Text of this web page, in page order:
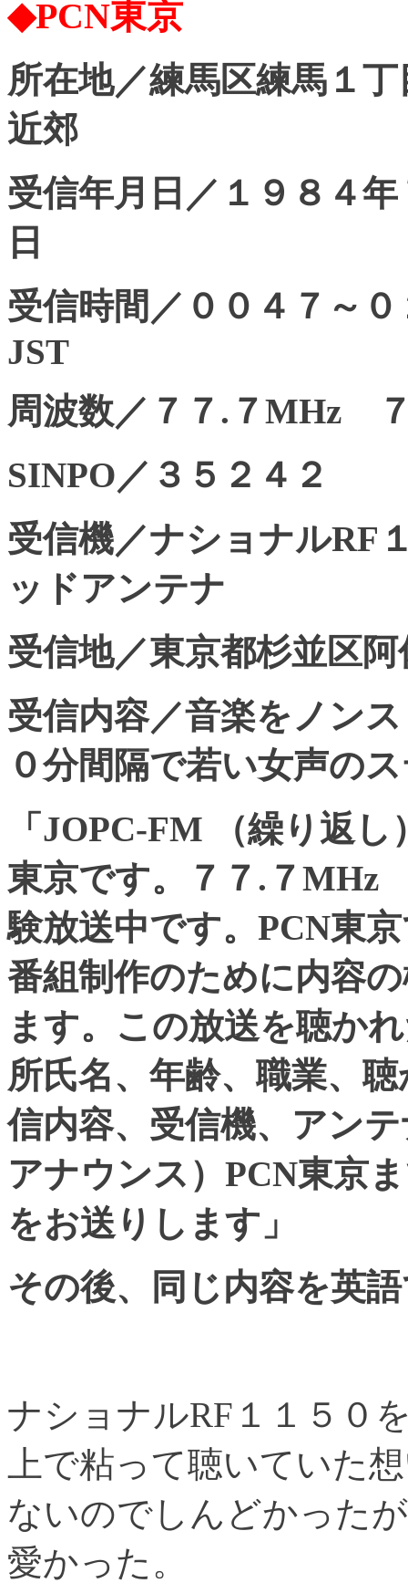
◆PCN東京
所在地／練馬区練馬１
近郊
受信年月日／１９８４
日
受信時間／００４７～０
JST
周波数／７７.７MHz
SINPO／３５２４２
受信機／ナショナルRF
ッドアンテナ
受信地／東京都杉並区
受信内容／音楽をノン
０分間隔で若い女声の
「JOPC-FM （繰り返
東京です。７７.７
験放送中です。PCN東
番組制作のために内容
ます。この放送を聴か
所氏名、年齢、職業、
信内容、受信機、アン
アナウンス）PCN東京
をお送りします」
その後、同じ内容を英
ナショナルRF１１５０
上で粘って聴いていた
ないのでしんどかった
愛かった。